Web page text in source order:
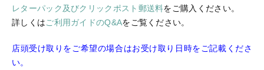
レターパック及びクリックポスト郵送料をご購入ください。
詳しくはご利用ガイドのQ&Aをご覧ください。
店頭受け取りをご希望の場合はお受け取り日時をご記載くださ
い。